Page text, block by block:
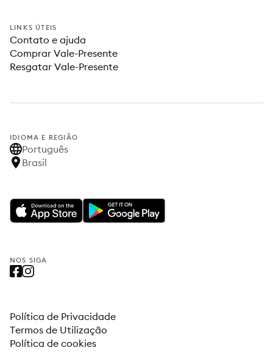
LINKS ÚTEIS
Contato e ajuda
Comprar Vale-Presente
Resgatar Vale-Presente
IDIOMA E REGIÃO
Português
Brasil
NOS SIGA
Política de Privacidade
Termos de Utilização
Política de cookies